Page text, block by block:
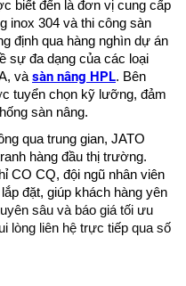
biết đến là đơn vị cung cấp
inox 304 và thi công sàn
định qua hàng nghìn dự án
sự đa dạng của các loại
và sàn nâng HPL. Bên
tuyển chọn kỹ lưỡng, đảm
sàn nâng.
qua trung gian, JATO
hàng đầu thị trường.
CO CQ, đội ngũ nhân viên
đặt, giúp khách hàng yên
sâu và báo giá tối ưu
lòng liên hệ trực tiếp qua số